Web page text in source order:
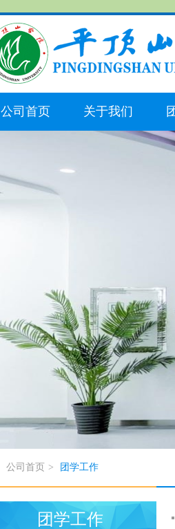
公司首页 关于我们
公司首页 > 团学工作
团学工作